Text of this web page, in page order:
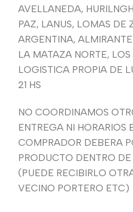
AVELLANEDA,
PAZ, LANUS, LOMAS DE
ARGENTINA,
LA MATAZA NORTE,
LOGISTICA PROPIA DE
21 HS
NO COORDINAMOS
ENTREGA NI HORARIOS
COMPRADOR DEBERA
PRODUCTO DENTRO
(PUEDE RECIBIRLO
VECINO PORTERO ETC)